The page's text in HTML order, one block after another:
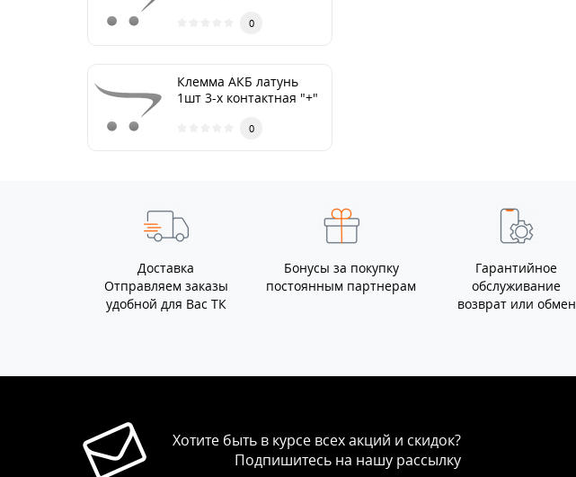
0
Клемма АКБ латунь
1шт 3-х контактная "+"
0
Доставка
Отправляем заказы
удобной для Вас ТК
Бонусы за покупку
постоянным партнерам
Гарантийное
обслуживание
возврат или обмен
Хотите быть в курсе всех акций и скидок?
Подпишитесь на нашу рассылку